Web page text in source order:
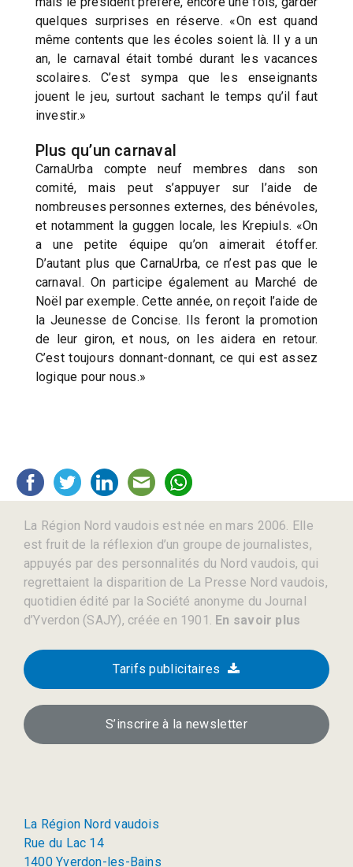
quelques surprises en réserve. «On est quand
même contents que les écoles soient là. Il y a un
an, le carnaval était tombé durant les vacances
scolaires. C’est sympa que les enseignants
jouent le jeu, surtout sachant le temps qu’il faut
investir.»
Plus qu’un carnaval
CarnaUrba compte neuf membres dans son
comité, mais peut s’appuyer sur l’aide de
nombreuses personnes externes, des bénévoles,
et notamment la guggen locale, les Krepiuls. «On
a une petite équipe qu’on aimerait étoffer.
D’autant plus que CarnaUrba, ce n’est pas que le
carnaval. On participe également au Marché de
Noël par exemple. Cette année, on reçoit l’aide de
la Jeunesse de Concise. Ils feront la promotion
de leur giron, et nous, on les aidera en retour.
C’est toujours donnant-donnant, ce qui est assez
logique pour nous.»
La Région Nord vaudois est née en mars 2006. Elle
est fruit de la réflexion d’un groupe de journalistes,
appuyés par des personnalités du Nord vaudois, qui
regrettaient la disparition de La Presse Nord vaudois,
quotidien édité par la Société anonyme du Journal
d’Yverdon (SAJY), créée en 1901. En savoir plus
Tarifs publicitaires
S’inscrire à la newsletter
La Région Nord vaudois
Rue du Lac 14
1400 Yverdon-les-Bains